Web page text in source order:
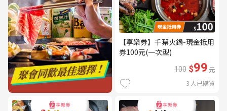
【享樂券】千葉火鍋-現金抵用
券100元(一次型)
100 $99元
3 人已購買